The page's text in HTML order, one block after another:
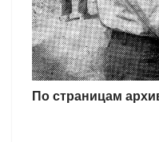
По страницам